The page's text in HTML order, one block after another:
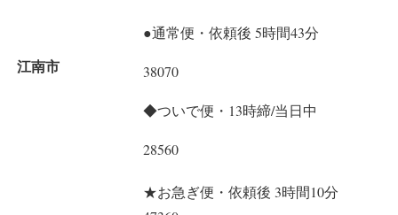
江南市
●通常便・依頼後 5時間43分
38070
◆ついで便・13時締/当日中
28560
★お急ぎ便・依頼後 3時間10分